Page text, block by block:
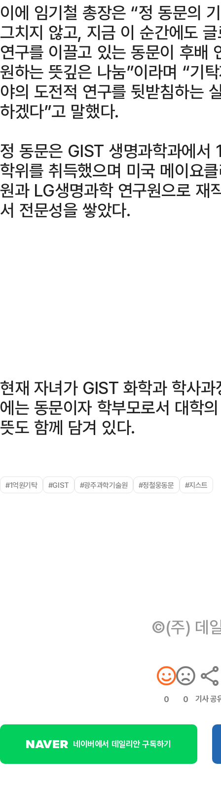
이에 임기철 총장은 “정 동문의
그치지 않고, 지금 이 순간에도
연구를 이끌고 있는 동문이 후배
원하는 뜻깊은 나눔”이라며 “기
야의 도전적 연구를 뒷받침하는
하겠다”고 말했다.
정 동문은 GIST 생명과학과에
학위를 취득했으며 미국 메이요
원과 LG생명과학 연구원으로 재
서 전문성을 쌓았다.
현재 자녀가 GIST 화학과 학사
에는 동문이자 학부모로서 대학
뜻도 함께 담겨 있다.
#1억원기탁 #GIST #광주과학기술원 #정철웅동문 #지스트
©(주) 데
0 0 기사 공
네이버에서 데일리안 구독하기